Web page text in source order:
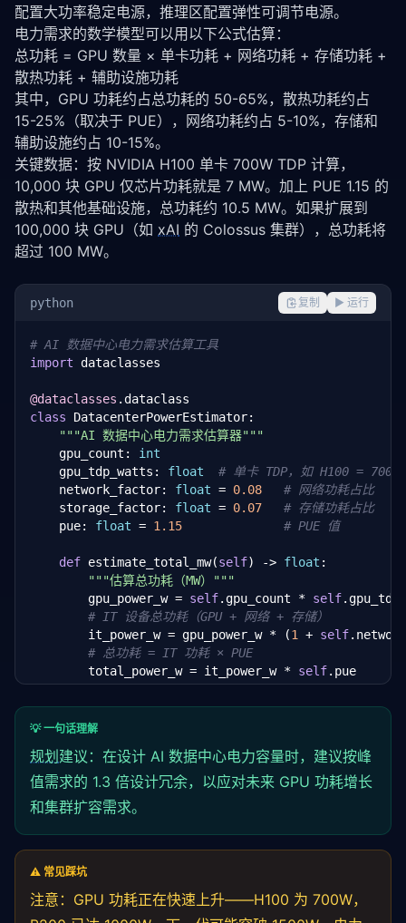
配置大功率稳定电源，推理区配置弹性可调节电源。
电力需求的数学模型可以用以下公式估算：
总功耗 = GPU 数量 × 单卡功耗 + 网络功耗 + 存储功耗 +
散热功耗 + 辅助设施功耗
其中，GPU 功耗约占总功耗的 50-65%，散热功耗约占
15-25%（取决于 PUE），网络功耗约占 5-10%，存储和
辅助设施约占 10-15%。
关键数据：按 NVIDIA H100 单卡 700W TDP 计算，
10,000 块 GPU 仅芯片功耗就是 7 MW。加上 PUE 1.15 的
散热和其他基础设施，总功耗约 10.5 MW。如果扩展到
100,000 块 GPU（如 xAI 的 Colossus 集群），总功耗将
超过 100 MW。
python 复制 ▶ 运行
# AI 数据中心电力需求估算工具
import dataclasses
@dataclasses
class DatacenterPowerEstimator:
"""AI 数据中心电力需求估算器"""
    gpu_count:
int
    gpu_tdp_watts:
float
# 单卡 TDP，如 H100 = 700W
    network_factor:
float = 0.08
# 网络功耗占比
    storage_factor:
float = 0.07
# 存储功耗占比
    pue:
float = 1.15 # PUE 值
def estimate_total_mw(self) -> float :
"""估算总功耗（MW）"""
        gpu_power_w =
self.gpu_count * self
# IT 设备总功耗（GPU + 网络 + 存储）
        it_power_w = gpu_power_w * (
1 + self
# 总功耗 = IT 功耗 × PUE
        total_power_w = it_power_w *
self.pue
return total_power_w / 1_000_000
def breakdown(
        gpu =
self.gpu_count * self.gpu_tdp_watts
        network = gpu *
self.network_factor
        storage = gpu *
        it_total = gpu + network + storage
        cooling = it_total * (
self.pue - 1)
        total = it_total *
self.pue
'network_mw': network / 1_000_000,
💡 一句话理解
规划 建议：在设计 AI 数据中心电力容量时，建议按峰
值需求的 1.3 倍设计冗余，以应对未来 GPU 功耗增长
和集群扩容需求。
⚠️ 常见踩坑
注意：GPU 功耗正在快速上升——H100 为 700W，